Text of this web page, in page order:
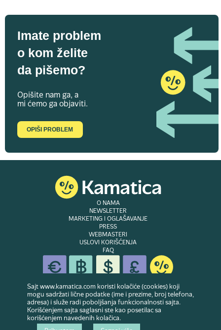
Imate problem
o kom želite
da pišemo?
Opišite nam ga, a
mi ćemo ga objaviti.
OPIŠI PROBLEM
O NAMA
NEWSLETTER
MARKETING I OGLAŠAVANJE
PRESS
WEBMASTERI
USLOVI KORIŠĆENJA
FAQ
© Copyright 2007-2026. Website developed & owned byDubes doo. Sva prava
zadržana
Sajt www.kamatica.com koristi kolačiće (cookies) koji
mogu sadržati lične podatke (ime i prezime, broj telefona,
adresa) i služe radi poboljšanja funkcionalnosti sajta.
Korišćenjem sajta saglasni ste kao posetilac sa
korišćenjem navedenih kolačica.